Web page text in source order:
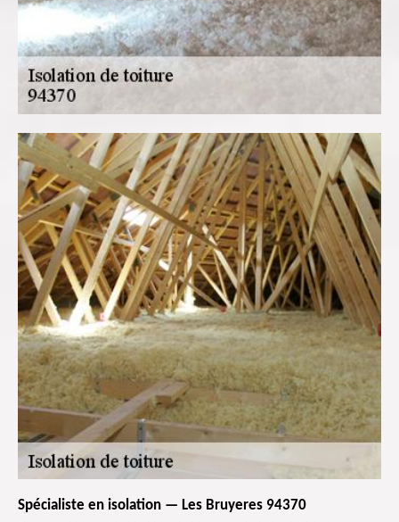
Spécialiste en isolation — Les Bruyeres 94370